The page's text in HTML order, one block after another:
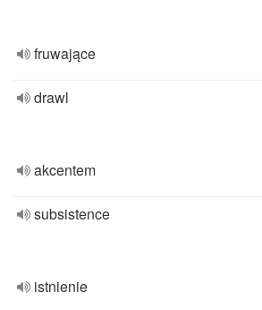
fruwające
drawl
akcentem
subsistence
istnienie